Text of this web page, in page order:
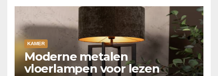
KAMER
Moderne metalen
vloerlampen voor lezen